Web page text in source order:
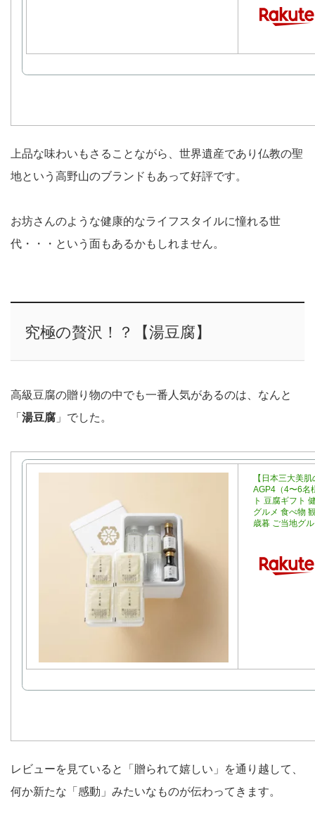
上品な味わいもさることながら、世界遺産であり仏教の聖
地という高野山のブランドもあって好評です。
お坊さんのような健康的なライフスタイルに憧れる世
代・・・という面もあるかもしれません。
究極の贅沢！？【湯豆腐】
高級豆腐の贈り物の中でも一番人気があるのは、なんと
「 湯豆腐 」でした。
【日本三大美
AGP4（4〜6名
ト 豆腐ギフト
グルメ 食べ物
歳暮 ご当地グ
レビューを見ていると「贈られて嬉しい」を通り越して、
何か新たな「感動」みたいなものが伝わってきます。